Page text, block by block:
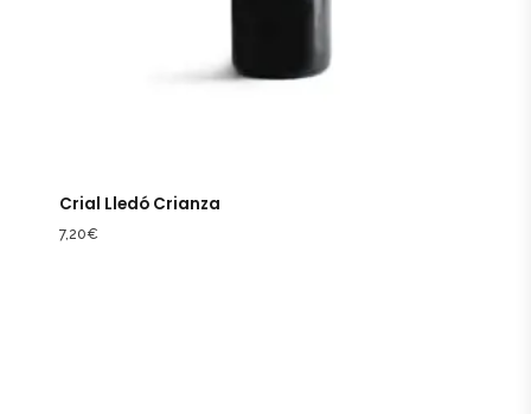
Crial Lledó Crianza
7,20€